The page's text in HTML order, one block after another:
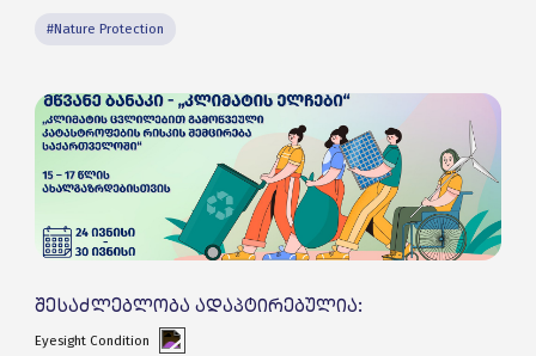
#Nature Protection
შესაძლებლობა ადაპტირებულია:
Eyesight Condition